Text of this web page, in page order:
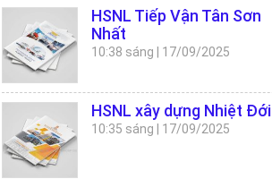
HSNL Tiếp Vận Tân Sơn
Nhất
10:38 sáng 17/09/2025
HSNL xây dựng Nhiệt Đới
10:35 sáng 17/09/2025